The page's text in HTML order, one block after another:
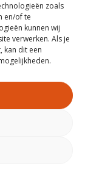
zoals
en/of te
kunnen wij
verwerken. Als je
kan dit een